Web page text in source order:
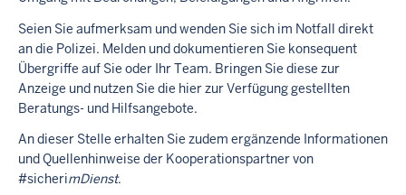
d
a
t
s
t
r
ä
g
e
r
Seien Sie aufmerksam und wenden Sie sich im Notfall direkt
an die Polizei. Melden und dokumentieren Sie konsequent
Übergriffe auf Sie oder Ihr Team. Bringen Sie diese zur
Anzeige und nutzen Sie die hier zur Verfügung gestellten
Beratungs- und Hilfsangebote.
An dieser Stelle erhalten Sie zudem ergänzende Informationen
und Quellenhinweise der Kooperationspartner von
#sicherimDienst.